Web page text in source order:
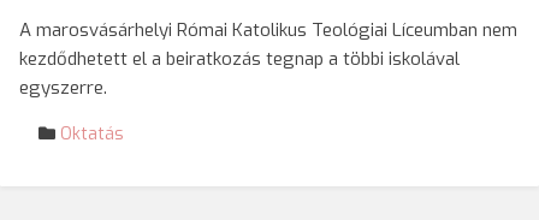
A marosvásárhelyi Római Katolikus Teológiai Líceumban nem
kezdődhetett el a beiratkozás tegnap a többi iskolával
egyszerre.
Oktatás